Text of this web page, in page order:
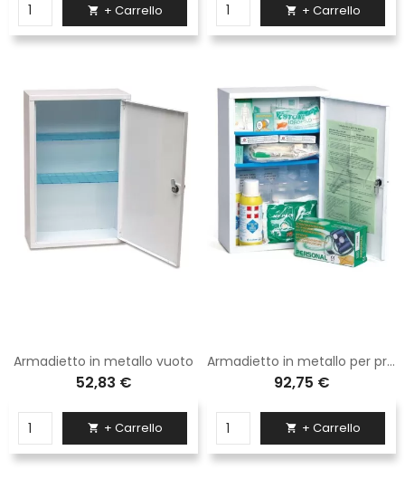
 + Carrello  + Carrello
Armadietto in metallo vuoto
52,83 €
 + Carrello
Armadietto in metallo per pronto soccorso oltre 2 persone allegato 1
92,75 €
 + Carrello